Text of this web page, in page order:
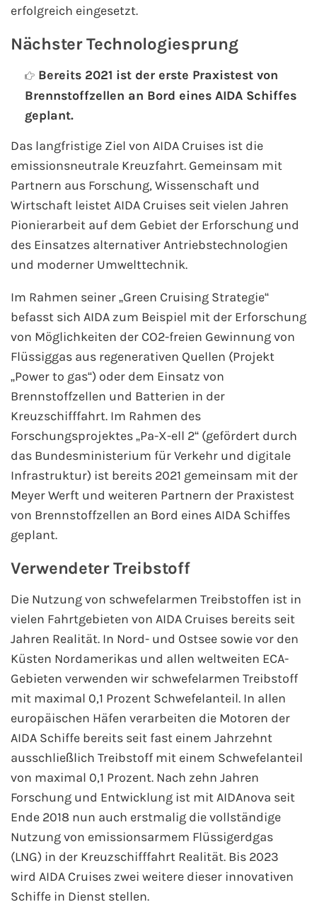
erfolgreich eingesetzt.
Nächster Technologiesprung
Bereits 2021 ist der erste Praxistest von
Brennstoffzellen an Bord eines AIDA Schiffes
geplant.
Das langfristige Ziel von AIDA Cruises ist die
emissionsneutrale Kreuzfahrt. Gemeinsam mit
Partnern aus Forschung, Wissenschaft und
Wirtschaft leistet AIDA Cruises seit vielen Jahren
Pionierarbeit auf dem Gebiet der Erforschung und
des Einsatzes alternativer Antriebstechnologien
und moderner Umwelttechnik.
Im Rahmen seiner „Green Cruising Strategie“
befasst sich AIDA zum Beispiel mit der Erforschung
von Möglichkeiten der CO2-freien Gewinnung von
Flüssiggas aus regenerativen Quellen (Projekt
„Power to gas“) oder dem Einsatz von
Brennstoffzellen und Batterien in der
Kreuzschifffahrt. Im Rahmen des
Forschungsprojektes „Pa-X-ell 2“ (gefördert durch
das Bundesministerium für Verkehr und digitale
Infrastruktur) ist bereits 2021 gemeinsam mit der
Meyer Werft und weiteren Partnern der Praxistest
von Brennstoffzellen an Bord eines AIDA Schiffes
geplant.
Verwendeter Treibstoff
Die Nutzung von schwefelarmen Treibstoffen ist in
vielen Fahrtgebieten von AIDA Cruises bereits seit
Jahren Realität. In Nord- und Ostsee sowie vor den
Küsten Nordamerikas und allen weltweiten ECA-
Gebieten verwenden wir schwefelarmen Treibstoff
mit maximal 0,1 Prozent Schwefelanteil. In allen
europäischen Häfen verarbeiten die Motoren der
AIDA Schiffe bereits seit fast einem Jahrzehnt
ausschließlich Treibstoff mit einem Schwefelanteil
von maximal 0,1 Prozent. Nach zehn Jahren
Forschung und Entwicklung ist mit AIDAnova seit
Ende 2018 nun auch erstmalig die vollständige
Nutzung von emissionsarmem Flüssigerdgas
(LNG) in der Kreuzschifffahrt Realität. Bis 2023
wird AIDA Cruises zwei weitere dieser innovativen
Schiffe in Dienst stellen.